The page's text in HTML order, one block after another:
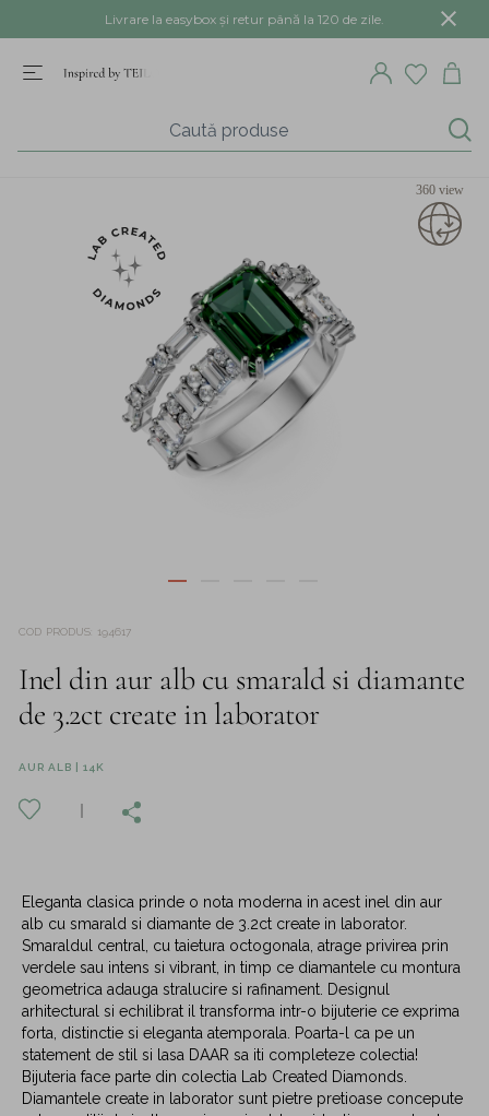
Livrare la easybox și retur până la 120 de zile.
360 view
COD PRODUS 194617
Inel din aur alb cu smarald si diamante
de 3.2ct create in laborator
AUR ALB | 14K
Eleganta clasica prinde o nota moderna in acest inel din aur
alb cu smarald si diamante de 3.2ct create in laborator.
Smaraldul central, cu taietura octogonala, atrage privirea prin
verdele sau intens si vibrant, in timp ce diamantele cu montura
geometrica adauga stralucire si rafinament. Designul
arhitectural si echilibrat il transforma intr-o bijuterie ce exprima
forta, distinctie si eleganta atemporala. Poarta-l ca pe un
statement de stil si lasa DAAR sa iti completeze colectia!
Bijuteria face parte din colectia Lab Created Diamonds.
Diamantele create in laborator sunt pietre pretioase concepute